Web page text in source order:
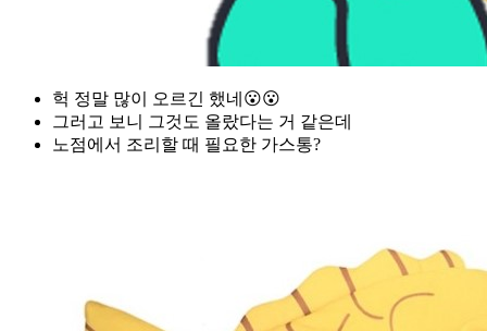
헉 정말 많이 오르긴 했네😮😮
그러고 보니 그것도 올랐다는 거 같은데
노점에서 조리할 때 필요한 가스통?